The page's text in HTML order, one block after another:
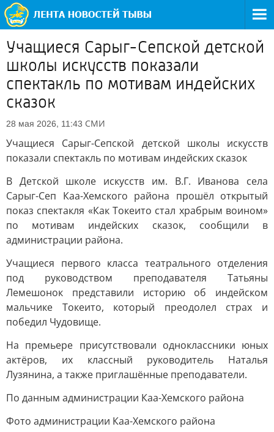
Учащиеся Сарыг-Сепской детской
школы искусств показали
спектакль по мотивам индейских
сказок
28 мая 2026, 11:43 СМИ
Учащиеся Сарыг-Сепской детской школы искусств
показали спектакль по мотивам индейских сказок
В Детской школе искусств им. В.Г. Иванова села
Сарыг-Сеп Каа-Хемского района прошёл открытый
показ спектакля «Как Токеито стал храбрым воином»
по мотивам индейских сказок, сообщили в
администрации района.
Учащиеся первого класса театрального отделения
под руководством преподавателя Татьяны
Лемешонок представили историю об индейском
мальчике Токеито, который преодолел страх и
победил Чудовище.
На премьере присутствовали одноклассники юных
актёров, их классный руководитель Наталья
Лузянина, а также приглашённые преподаватели.
По данным администрации Каа-Хемского района
Фото администрации Каа-Хемского района